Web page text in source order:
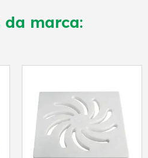
marca: